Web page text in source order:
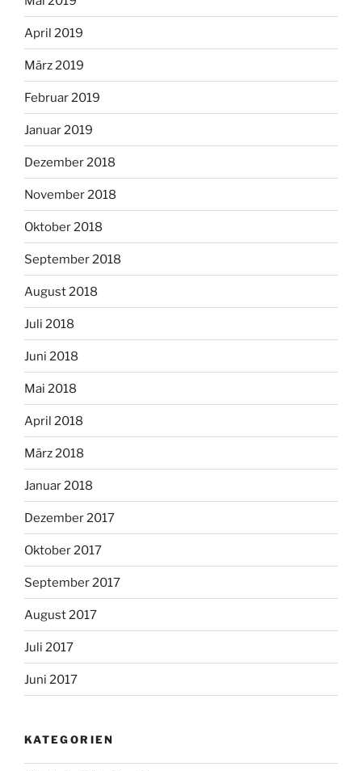
April 2019
März 2019
Februar 2019
Januar 2019
Dezember 2018
November 2018
Oktober 2018
September 2018
August 2018
Juli 2018
Juni 2018
Mai 2018
April 2018
März 2018
Januar 2018
Dezember 2017
Oktober 2017
September 2017
August 2017
Juli 2017
Juni 2017
KATEGORIEN